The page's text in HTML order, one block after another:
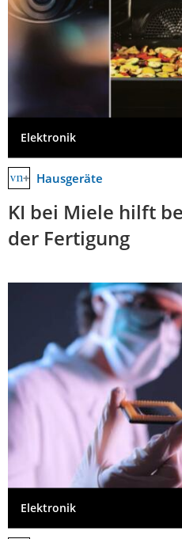
Elektronik
Hausgeräte
KI bei Miele hilft
der Fertigung
Elektronik